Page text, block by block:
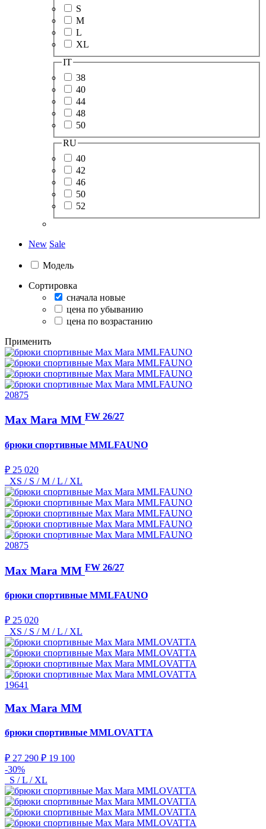
S
M
L
XL
IT
38
40
44
48
50
RU
40
42
46
50
52
New Sale
Модель
Сортировка
сначала новые
цена по убыванию
цена по возрастанию
Применить
20875
Max Mara MM FW 26/27
брюки спортивные MMLFAUNO
₽ 25 020
XS / S / M / L / XL
20875
Max Mara MM FW 26/27
брюки спортивные MMLFAUNO
₽ 25 020
XS / S / M / L / XL
19641
Max Mara MM
брюки спортивные MMLOVATTA
₽ 27 290 ₽ 19 100
-30%
S / L / XL